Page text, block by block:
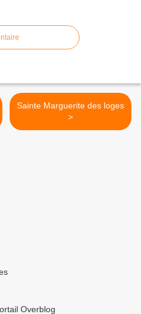
Sainte Marguerite des loges
>
Overblog